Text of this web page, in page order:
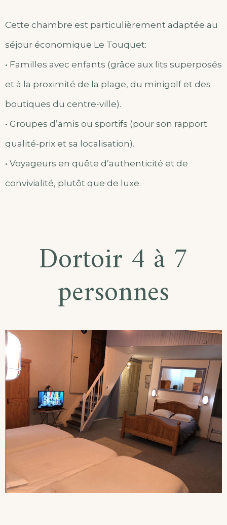
Cette chambre est particulièrement adaptée au
séjour économique Le Touquet:
• Familles avec enfants (grâce aux lits superposés
et à la proximité de la plage, du minigolf et des
boutiques du centre-ville).
• Groupes d’amis ou sportifs (pour son rapport
qualité-prix et sa localisation).
• Voyageurs en quête d’authenticité et de
convivialité, plutôt que de luxe.
Dortoir 4 à 7
personnes